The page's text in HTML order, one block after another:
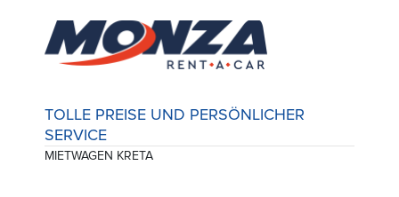
TOLLE PREISE UND PERSÖNLICHER
SERVICE
MIETWAGEN KRETA